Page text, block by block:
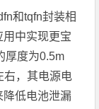
和tqfn封装相
用中实现更宝
厚度为0.5m
右，其电源电
低电池泄漏